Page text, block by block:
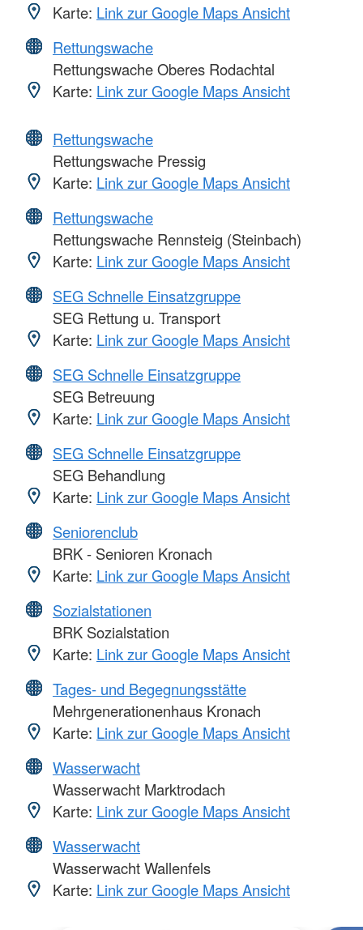
Karte: Link zur Google Maps Ansicht
Rettungswache
Rettungswache Oberes Rodachtal
Karte: Link zur Google Maps Ansicht
Rettungswache
Rettungswache Pressig
Karte: Link zur Google Maps Ansicht
Rettungswache
Rettungswache Rennsteig (Steinbach)
Karte: Link zur Google Maps Ansicht
SEG Schnelle Einsatzgruppe
SEG Rettung u. Transport
Karte: Link zur Google Maps Ansicht
SEG Schnelle Einsatzgruppe
SEG Betreuung
Karte: Link zur Google Maps Ansicht
SEG Schnelle Einsatzgruppe
SEG Behandlung
Karte: Link zur Google Maps Ansicht
Seniorenclub
BRK - Senioren Kronach
Karte: Link zur Google Maps Ansicht
Sozialstationen
BRK Sozialstation
Karte: Link zur Google Maps Ansicht
Tages- und Begegnungsstätte
Mehrgenerationenhaus Kronach
Karte: Link zur Google Maps Ansicht
Wasserwacht
Wasserwacht Marktrodach
Karte: Link zur Google Maps Ansicht
Wasserwacht
Wasserwacht Wallenfels
Karte: Link zur Google Maps Ansicht